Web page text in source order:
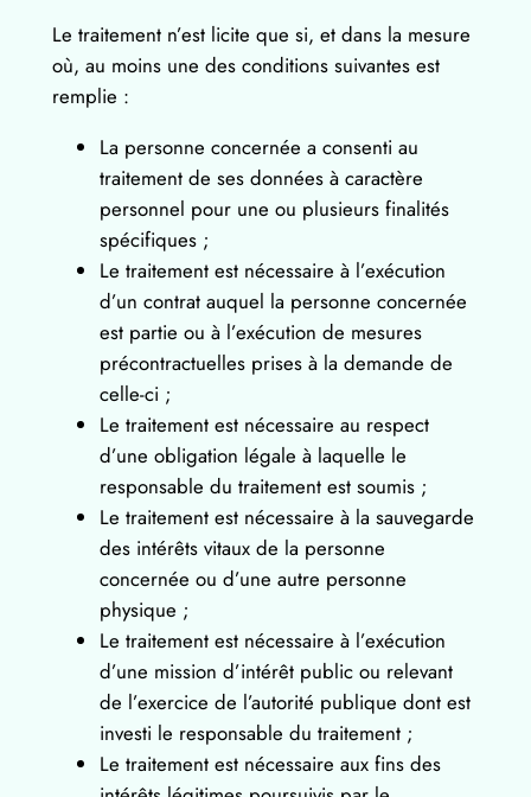
Le traitement n’est licite que si, et dans la mesure
où, au moins une des conditions suivantes est
remplie :
La personne concernée a consenti au
traitement de ses données à caractère
personnel pour une ou plusieurs finalités
spécifiques ;
Le traitement est nécessaire à l’exécution
d’un contrat auquel la personne concernée
est partie ou à l’exécution de mesures
précontractuelles prises à la demande de
celle-ci ;
Le traitement est nécessaire au respect
d’une obligation légale à laquelle le
responsable du traitement est soumis ;
Le traitement est nécessaire à la sauvegarde
des intérêts vitaux de la personne
concernée ou d’une autre personne
physique ;
Le traitement est nécessaire à l’exécution
d’une mission d’intérêt public ou relevant
de l’exercice de l’autorité publique dont est
investi le responsable du traitement ;
Le traitement est nécessaire aux fins des